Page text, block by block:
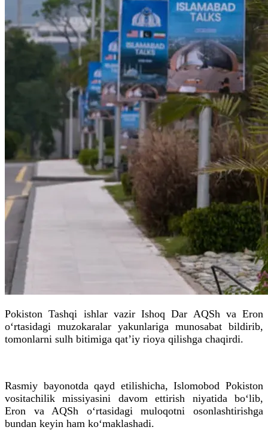
Pokiston Tashqi ishlar vazir Ishoq Dar AQSh va Eron
o‘rtasidagi muzokaralar yakunlariga munosabat bildirib,
tomonlarni sulh bitimiga qat’iy rioya qilishga chaqirdi.
Rasmiy bayonotda qayd etilishicha, Islomobod Pokiston
vositachilik missiyasini davom ettirish niyatida bo‘lib,
Eron va AQSh o‘rtasidagi muloqotni osonlashtirishga
bundan keyin ham ko‘maklashadi.